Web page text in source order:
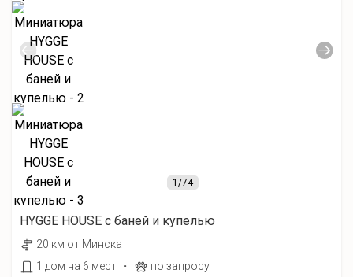
1/74
HYGGE HOUSE с баней и купелью
20 км от Минска
1 дом на 6 мест
· по запросу